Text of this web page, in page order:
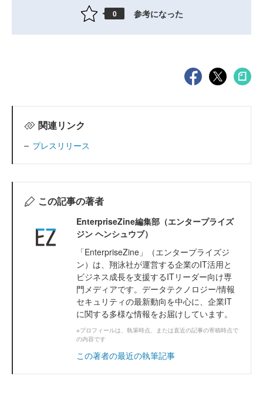
0 参考になった
関連リンク
プレスリリース
この記事の著者
EnterpriseZine編集部（エンタープライズ
ジン ヘンシュウブ）
「EnterpriseZine」（エンタープライズジ
ン）は、翔泳社が運営する企業のIT活用と
ビジネス成長を支援するITリーダー向け専
門メディアです。データテクノロジー/情報
セキュリティの最新動向を中心に、企業IT
に関する多様な情報をお届けしています。
※プロフィールは、執筆時点、または直近の記事の寄稿時点で
の内容です
この著者の最近の執筆記事